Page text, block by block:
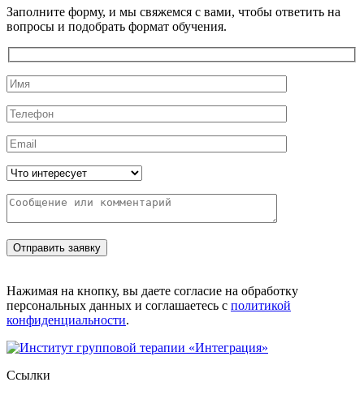
Заполните форму, и мы свяжемся с вами, чтобы ответить на
вопросы и подобрать формат обучения.
Нажимая на кнопку, вы даете согласие на обработку
персональных данных и соглашаетесь с политикой
конфиденциальности.
Ссылки